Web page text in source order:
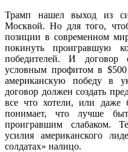
Трамп нашел выход из
Москвой. Но для того,
позиции в современном
покинуть проигравшую
победителей. И договор
условным профитом в
американскую победу в
договор должен создать
все что хотели, или даже
понимает, что лучше
проигравшим слабаком.
усилия американского
солдатах» налицо.